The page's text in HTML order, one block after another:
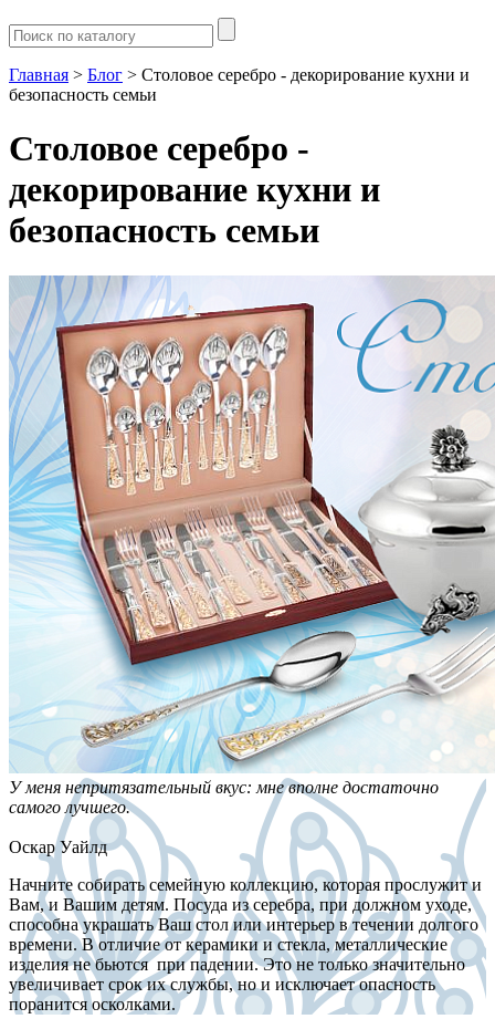
Главная > Блог > Столовое серебро - декорирование кухни и
безопасность семьи
Столовое серебро -
декорирование кухни и
безопасность семьи
У меня непритязательный вкус: мне вполне достаточно
самого лучшего.
Оскар Уайлд
Начните собирать семейную коллекцию, которая прослужит и
Вам, и Вашим детям. Посуда из серебра, при должном уходе,
способна украшать Ваш стол или интерьер в течении долгого
времени. В отличие от керамики и стекла, металлические
изделия не бьются при падении. Это не только значительно
увеличивает срок их службы, но и исключает опасность
поранится осколками.